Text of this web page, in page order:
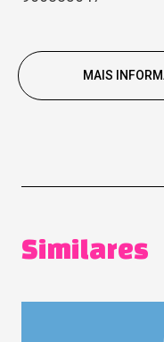
MAIS
Similares